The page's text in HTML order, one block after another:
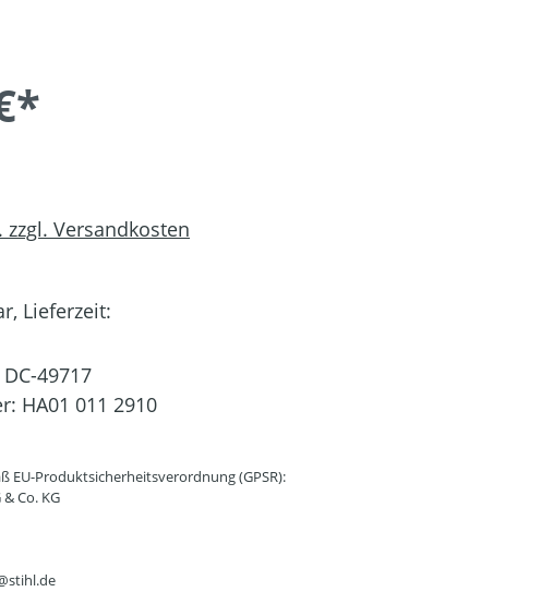
Versandkosten
Lieferzeit:
DC-49717
HA01 011 2910
EU-Produktsicherheitsverordnung (GPSR):
Co. KG